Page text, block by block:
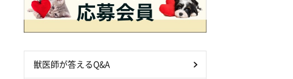
獣医師が答えるQ&A